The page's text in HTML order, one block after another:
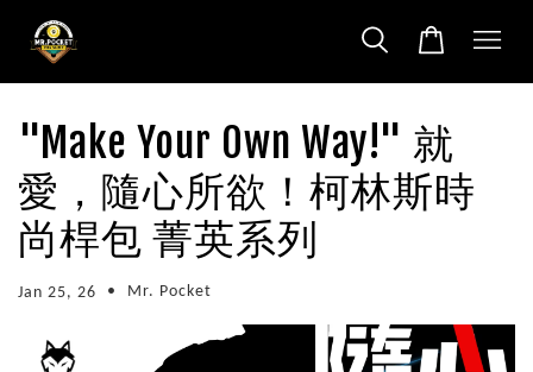
"Make Your Own Way!" 就
愛，隨心所欲！柯林斯時
尚桿包 菁英系列
Jan 25, 26 • Mr. Pocket